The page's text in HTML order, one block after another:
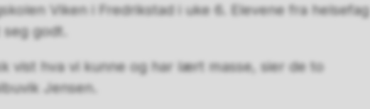
Viken i Fredrikstad i uke 6. Elevene fra helsefag
godt.
vist hva vi kunne og har lært masse, sier de to
Jensen.